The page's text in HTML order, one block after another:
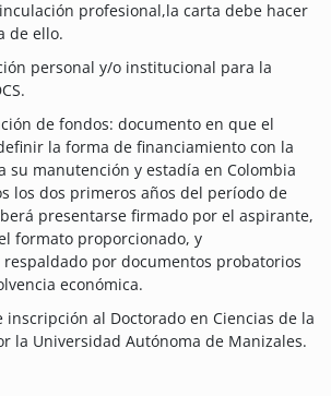
profesional,la carta debe hacer
de ello.
personal y/o institucional para la
de fondos: documento en que el
la forma de financiamiento con la
su manutención y estadía en Colombia
los dos primeros años del período de
presentarse firmado por el aspirante,
formato proporcionado, y
por documentos probatorios
económica.
inscripción al Doctorado en Ciencias de la
la Universidad Autónoma de Manizales.